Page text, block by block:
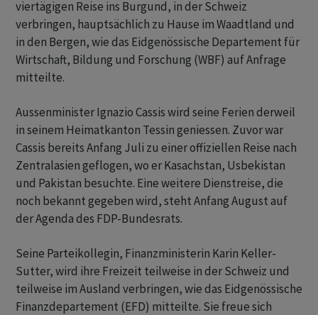
viertägigen Reise ins Burgund, in der Schweiz
verbringen, hauptsächlich zu Hause im Waadtland und
in den Bergen, wie das Eidgenössische Departement für
Wirtschaft, Bildung und Forschung (WBF) auf Anfrage
mitteilte.
Aussenminister Ignazio Cassis wird seine Ferien derweil
in seinem Heimatkanton Tessin geniessen. Zuvor war
Cassis bereits Anfang Juli zu einer offiziellen Reise nach
Zentralasien geflogen, wo er Kasachstan, Usbekistan
und Pakistan besuchte. Eine weitere Dienstreise, die
noch bekannt gegeben wird, steht Anfang August auf
der Agenda des FDP-Bundesrats.
Seine Parteikollegin, Finanzministerin Karin Keller-
Sutter, wird ihre Freizeit teilweise in der Schweiz und
teilweise im Ausland verbringen, wie das Eidgenössische
Finanzdepartement (EFD) mitteilte. Sie freue sich